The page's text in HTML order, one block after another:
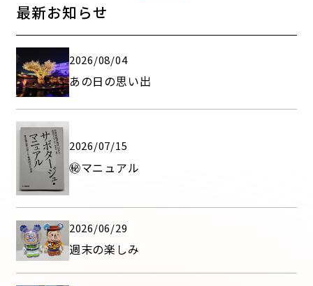
最新お知らせ
2026/08/04
あの日の思い出
2026/07/15
㊙マニュアル
2026/06/29
週末の楽しみ